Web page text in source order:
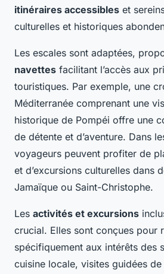
itinéraires accessibles et
culturelles et historiques
Les escales sont adaptées,
navettes facilitant l’accès aux
touristiques. Par exemple, une
Méditerranée comprenant une
historique de Pompéi offre une
de détente et d’aventure. Dans
voyageurs peuvent profiter de
et d’excursions culturelles dans
Jamaïque ou Saint-Christophe.
Les activités et excursions
crucial. Elles sont conçues pour
spécifiquement aux intérêts des
cuisine locale, visites guidées